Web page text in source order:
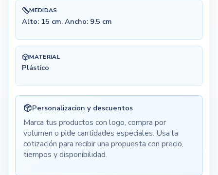
MEDIDAS
Alto: 15 cm. Ancho: 9.5 cm
MATERIAL
Plástico
Personalizacion y descuentos
Marca tus productos con logo, compra por
volumen o pide cantidades especiales. Usa la
cotización para recibir una propuesta con precio,
tiempos y disponibilidad.